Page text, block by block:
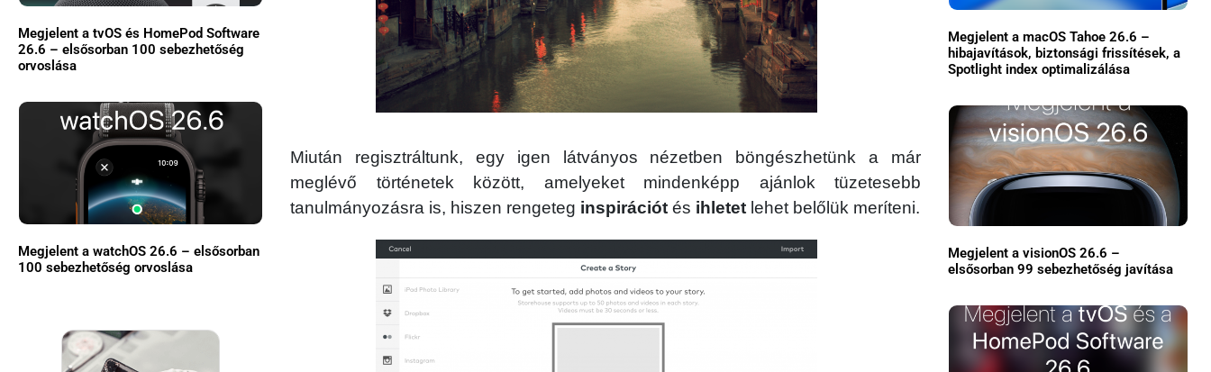
Megjelent a tvOS és HomePod Software
26.6 – elsősorban 100 sebezhetőség
orvoslása
Megjelent a watchOS 26.6 – elsősorban
100 sebezhetőség orvoslása
Miután regisztráltunk, egy igen látványos nézetben böngészhetünk a már
meglévő történetek között, amelyeket mindenképp ajánlok tüzetesebb
tanulmányozásra is, hiszen rengeteg inspirációt és ihletet lehet belőlük meríteni.
Megjelent a macOS Tahoe 26.6 –
hibajavítások, biztonsági frissítések, a
Spotlight index optimalizálása
Megjelent a visionOS 26.6 –
elsősorban 99 sebezhetőség javítása
Főoldal
Közösség